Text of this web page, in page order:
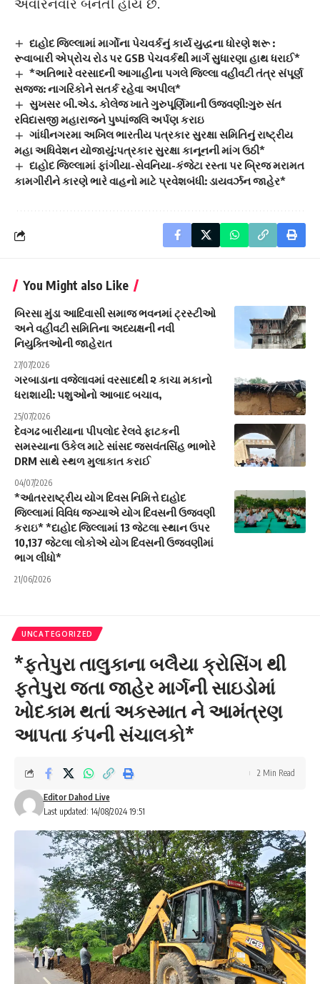
દાહોદ જિલ્લામાં માર્ગોના પેચવર્કનું કાર્ય યુદ્ધના ધોરણે શરૂ :
રૂવાબારી એપ્રોચ રોડ પર GSB પેચવર્કથી માર્ગ સુધારણા હાથ ધરાઈ*
*અતિભારે વરસાદની આગાહીના પગલે જિલ્લા વહીવટી તંત્ર સંપૂર્ણ
સજ્જ: નાગરિકોને સતર્ક રહેવા અપીલ*
સુખસર બી.એડ. કોલેજ ખાતે ગુરુપૂર્ણિમાની ઉજવણી:ગુરુ સંત
રવિદાસજી મહારાજને પુષ્પાંજલિ અર્પણ કરાઇ
ગાંધીનગરમા અખિલ ભારતીય પત્રકાર સુરક્ષા સમિતિનું રાષ્ટ્રીય
મહા અધિવેશન યોજાયું:પત્રકાર સુરક્ષા કાનૂનની માંગ ઉઠી*
દાહોદ જિલ્લામાં ફાંગીયા-સેવનિયા-કંજેટા રસ્તા પર બ્રિજ મરામત
કામગીરીને કારણે ભારે વાહનો માટે પ્રવેશબંધી: ડાયવર્ઝન જાહેર*
You Might also Like
બિરસા મુંડા આદિવાસી સમાજ ભવનમાં ટ્રસ્ટીઓ
અને વહીવટી સમિતિના અધ્યક્ષની નવી
નિયુક્તિઓની જાહેરાત
27/07/2026
ગરબાડાના વજેલાવમાં વરસાદથી ૨ કાચા મકાનો
ધરાશાયી: પશુઓનો આબાદ બચાવ,
25/07/2026
દેવગઢ બારીયાના પીપલોદ રેલવે ફાટકની
સમસ્યાના ઉકેલ માટે સાંસદ જસવંતસિંહ ભાભોરે
DRM સાથે સ્થળ મુલાકાત કરાઈ
04/07/2026
*આંતરરાષ્ટ્રીય યોગ દિવસ નિમિત્તે દાહોદ
જિલ્લામાં વિવિધ જગ્યાએ યોગ દિવસની ઉજવણી
કરાઇ* *દાહોદ જિલ્લામાં 13 જેટલા સ્થાન ઉપર
10,137 જેટલા લોકોએ યોગ દિવસની ઉજવણીમાં
ભાગ લીધો*
21/06/2026
UNCATEGORIZED
*ફતેપુરા તાલુકાના બલૈયા ક્રોસિંગ થી
ફતેપુરા જતા જાહેર માર્ગની સાઇડોમાં
ખોદકામ થતાં અકસ્માત ને આમંત્રણ
આપતા કંપની સંચાલકો*
Last updated: 14/08/2024 19:51
Editor Dahod Live
2 Min Read